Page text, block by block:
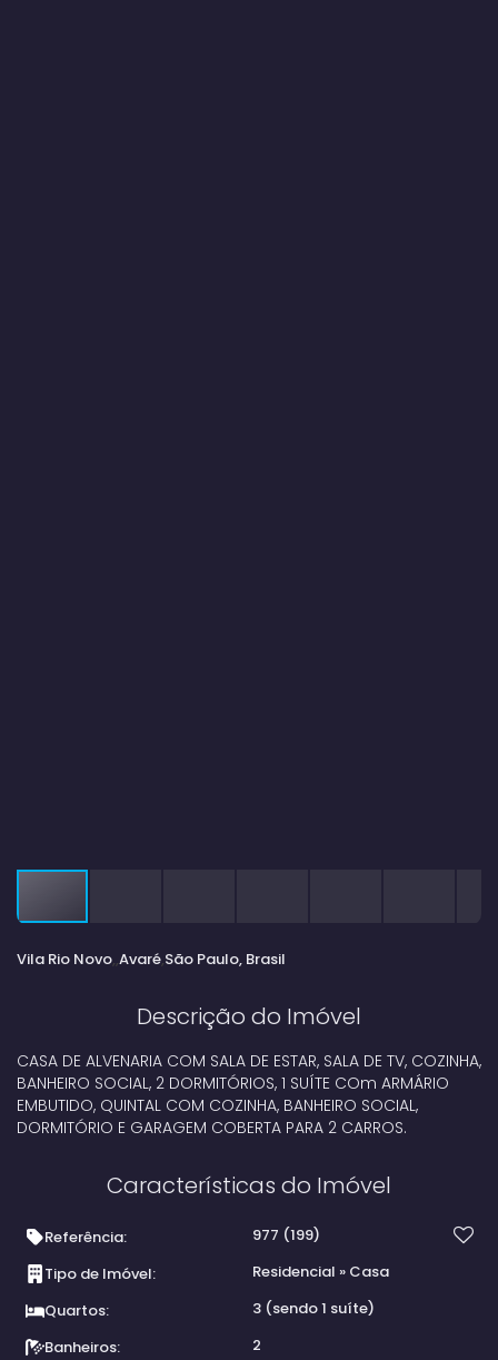
Vila Rio Novo Avaré São Paulo, Brasil
Descrição do Imóvel
CASA DE ALVENARIA COM SALA DE ESTAR, SALA DE TV, COZINHA,
BANHEIRO SOCIAL, 2 DORMITÓRIOS, 1 SUÍTE COm ARMÁRIO
EMBUTIDO, QUINTAL COM COZINHA, BANHEIRO SOCIAL,
DORMITÓRIO E GARAGEM COBERTA PARA 2 CARROS.
Características do Imóvel
Referência: 977 (199)
Tipo de Imóvel:
Residencial » Casa
Quartos:
3 (sendo 1 suíte)
Banheiros:
2